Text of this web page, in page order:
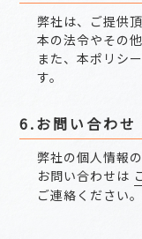
弊社は、ご提供
本の法令やその
また、本ポリシ
す。
6.お問い合わせ
弊社の個人情報
お問い合わせは
ご連絡ください。